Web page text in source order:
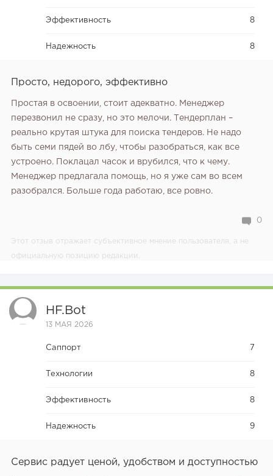
Эффективность 8
Надежность 8
Просто, недорого, эффективно
Простая в освоении‚ стоит адекватно. Менеджер
перезвонил не сразу‚ но это мелочи. Тендерплан –
реально крутая штука для поиска тендеров. Не надо
быть семи пядей во лбу‚ чтобы разобраться‚ как все
устроено. Поклацал часок и врубился‚ что к чему.
Менеджер предлагала помощь‚ но я уже сам во всем
разобрался. Больше года работаю‚ все ровно.
0
Этот отзыв отражает субъективное мнение пользователя, а не
официальную позицию редакции.
HF.bot
13 МАЯ 2026
Саппорт 7
Технологии 8
Эффективность 8
Надежность 9
Сервис радует ценой, удобством и доступностью